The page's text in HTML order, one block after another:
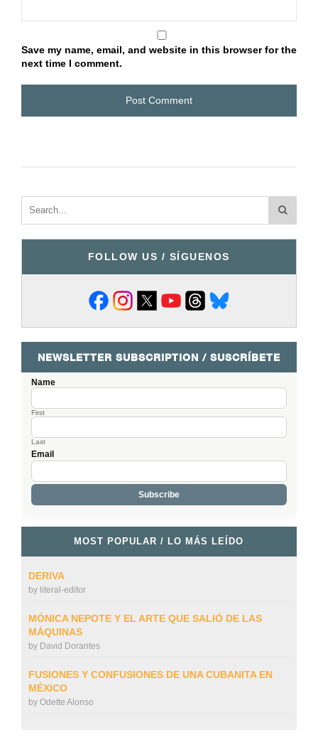
Save my name, email, and website in this browser for the
next time I comment.
FOLLOW US / SÍGUENOS
NEWSLETTER SUBSCRIPTION / SUSCRÍBETE
Name
First
Last
Email
MOST POPULAR / LO MÁS LEÍDO
DERIVA
by literal-editor
MÓNICA NEPOTE Y EL ARTE QUE SALIÓ DE LAS
MÁQUINAS
by David Dorantes
FUSIONES Y CONFUSIONES DE UNA CUBANITA EN
MÉXICO
by Odette Alonso